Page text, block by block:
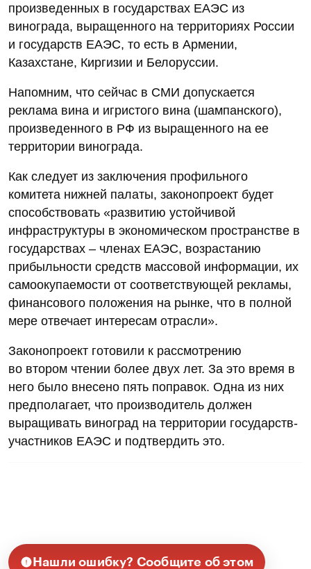
произведенных в государствах ЕАЭС из
винограда, выращенного на территориях России
и государств ЕАЭС, то есть в Армении,
Казахстане, Киргизии и Белоруссии.
Напомним, что сейчас в СМИ допускается
реклама вина и игристого вина (шампанского),
произведенного в РФ из выращенного на ее
территории винограда.
Как следует из заключения профильного
комитета нижней палаты, законопроект будет
способствовать «развитию устойчивой
инфраструктуры в экономическом пространстве в
государствах – членах ЕАЭС, возрастанию
прибыльности средств массовой информации, их
самоокупаемости от соответствующей рекламы,
финансового положения на рынке, что в полной
мере отвечает интересам отрасли».
Законопроект готовили к рассмотрению
во втором чтении более двух лет. За это время в
него было внесено пять поправок. Одна из них
предполагает, что производитель должен
выращивать виноград на территории государств-
участников ЕАЭС и подтвердить это.
Нашли ошибку? Сообщите об этом